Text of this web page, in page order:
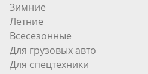
Зимние
Летние
Всесезонные
Для грузовых авто
Для спецтехники